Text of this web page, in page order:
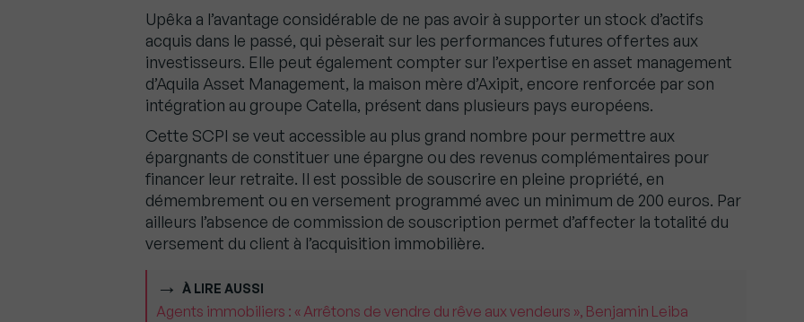
Upêka a l’avantage considérable de ne pas avoir à supporter un stock d’actifs
acquis dans le passé, qui pèserait sur les performances futures offertes aux
investisseurs. Elle peut également compter sur l’expertise en asset management
d’Aquila Asset Management, la maison mère d’Axipit, encore renforcée par son
intégration au groupe Catella, présent dans plusieurs pays européens.
Cette SCPI se veut accessible au plus grand nombre pour permettre aux
épargnants de constituer une épargne ou des revenus complémentaires pour
financer leur retraite. Il est possible de souscrire en pleine propriété, en
démembrement ou en versement programmé avec un minimum de 200 euros. Par
ailleurs l’absence de commission de souscription permet d’affecter la totalité du
versement du client à l’acquisition immobilière.
À LIRE AUSSI
Agents immobiliers : « Arrêtons de vendre du rêve aux vendeurs », Benjamin Leiba